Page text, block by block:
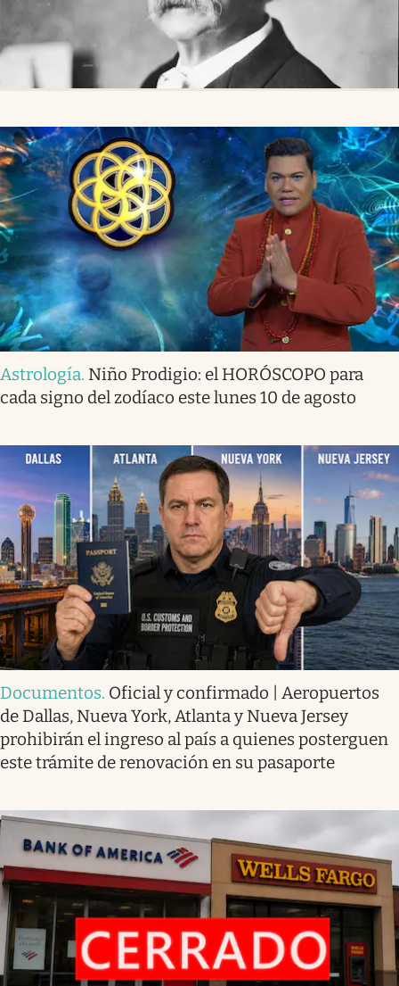
Astrología. Niño Prodigio: el HORÓSCOPO para
cada signo del zodíaco este lunes 10 de agosto
Documentos. Oficial y confirmado | Aeropuertos
de Dallas, Nueva York, Atlanta y Nueva Jersey
prohibirán el ingreso al país a quienes posterguen
este trámite de renovación en su pasaporte